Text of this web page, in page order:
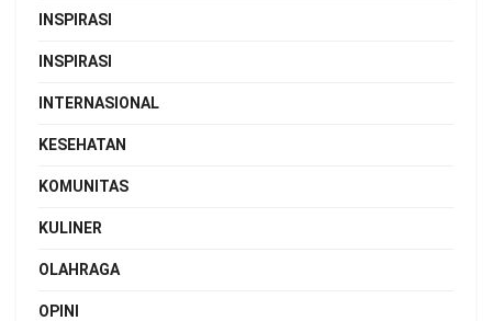
INSPIRASI
INSPIRASI
INTERNASIONAL
KESEHATAN
KOMUNITAS
KULINER
OLAHRAGA
OPINI